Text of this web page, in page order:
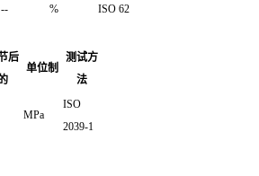
-- % ISO 62
后
单位制
测试方
法
MPa
ISO
2039-1